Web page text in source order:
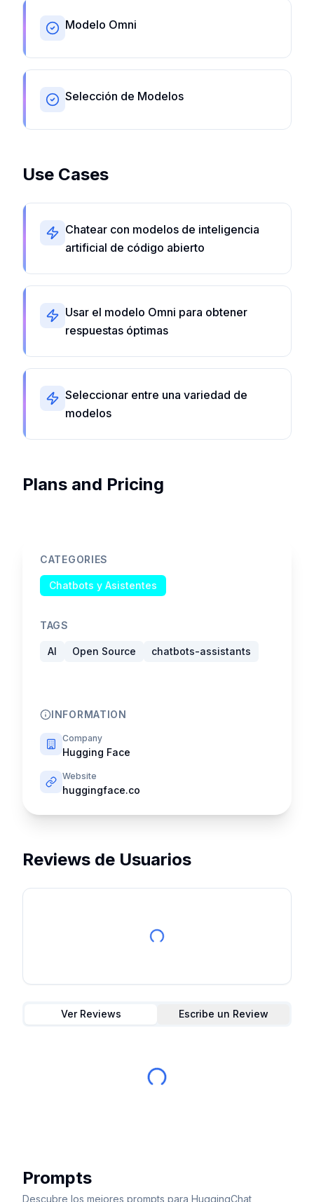
Modelo Omni
Selección de Modelos
Use Cases
Chatear con modelos de inteligencia
artificial de código abierto
Usar el modelo Omni para obtener
respuestas óptimas
Seleccionar entre una variedad de
modelos
Plans and Pricing
CATEGORIES
Chatbots y Asistentes
TAGS
AI Open Source chatbots-assistants
INFORMATION
Company
Hugging Face
Website
huggingface.co
Reviews de Usuarios
Ver Reviews Escribe un Review
Prompts
Descubre los mejores prompts para HuggingChat